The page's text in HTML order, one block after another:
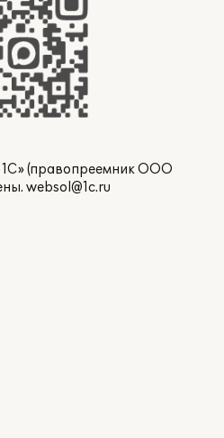
(правопреемник ООО
websol@1c.ru